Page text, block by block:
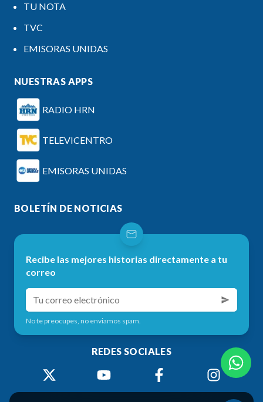
TU NOTA
TVC
EMISORAS UNIDAS
NUESTRAS APPS
RADIO HRN
TELEVICENTRO
EMISORAS UNIDAS
BOLETÍN DE NOTICIAS
Recibe las mejores historias directamente a tu
correo
No te preocupes, no enviamos spam.
REDES SOCIALES